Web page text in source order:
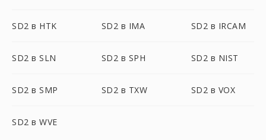
SD2 в HTK SD2 в IMA SD2 в IRCAM
SD2 в SLN SD2 в SPH SD2 в NIST
SD2 в SMP SD2 в TXW SD2 в VOX
SD2 в WVE